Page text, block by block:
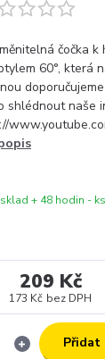
čočka k
60°, která
shlédnout naše
+ 48 hodin -
209 Kč
173 Kč bez DPH
Přidat